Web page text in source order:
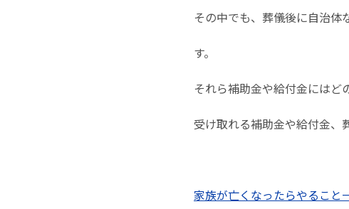
その中でも、葬儀後に自治体
す。
それら補助金や給付金にはど
受け取れる補助金や給付金、
家族が亡くなったらやること